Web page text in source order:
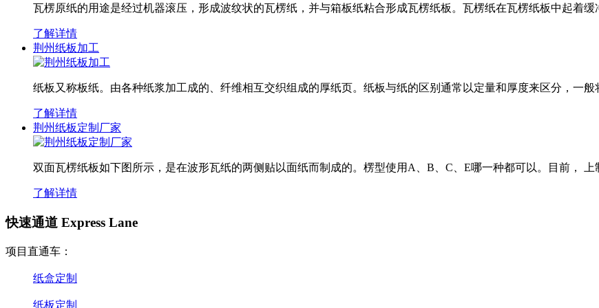
瓦楞原纸的用途是经过机器滚压，形成波纹状的瓦楞纸，并与箱板纸粘合形成瓦楞纸板。瓦楞纸在瓦楞纸板中起着
了解详情
荆州纸板加工
纸板又称板纸。由各种纸浆加工成的、纤维相互交织组成的厚纸页。纸板与纸的区别通常以定量和厚度来区分，一
了解详情
荆州纸板定制厂家
双面瓦楞纸板如下图所示，是在波形瓦纸的两侧贴以面纸而制成的。楞型使用A、B、C、E哪一种都可以。目前，
了解详情
快速通道 Express Lane
项目直通车：
纸盒定制
纸板定制